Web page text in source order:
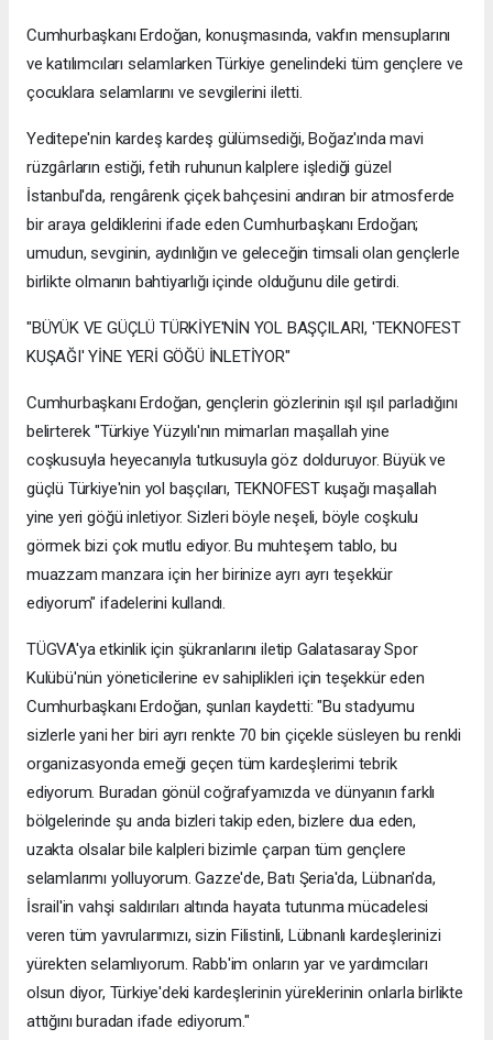
Cumhurbaşkanı Erdoğan, konuşmasında, vakfın mensuplarını
ve katılımcıları selamlarken Türkiye genelindeki tüm gençlere ve
çocuklara selamlarını ve sevgilerini iletti.
Yeditepe'nin kardeş kardeş gülümsediği, Boğaz'ında mavi
rüzgârların estiği, fetih ruhunun kalplere işlediği güzel
İstanbul'da, rengârenk çiçek bahçesini andıran bir atmosferde
bir araya geldiklerini ifade eden Cumhurbaşkanı Erdoğan;
umudun, sevginin, aydınlığın ve geleceğin timsali olan gençlerle
birlikte olmanın bahtiyarlığı içinde olduğunu dile getirdi.
"BÜYÜK VE GÜÇLÜ TÜRKİYE'NİN YOL BAŞÇILARI, 'TEKNOFEST
KUŞAĞI' YİNE YERİ GÖĞÜ İNLETİYOR"
Cumhurbaşkanı Erdoğan, gençlerin gözlerinin ışıl ışıl parladığını
belirterek "Türkiye Yüzyılı'nın mimarları maşallah yine
coşkusuyla heyecanıyla tutkusuyla göz dolduruyor. Büyük ve
güçlü Türkiye'nin yol başçıları, TEKNOFEST kuşağı maşallah
yine yeri göğü inletiyor. Sizleri böyle neşeli, böyle coşkulu
görmek bizi çok mutlu ediyor. Bu muhteşem tablo, bu
muazzam manzara için her birinize ayrı ayrı teşekkür
ediyorum" ifadelerini kullandı.
TÜGVA'ya etkinlik için şükranlarını iletip Galatasaray Spor
Kulübü'nün yöneticilerine ev sahiplikleri için teşekkür eden
Cumhurbaşkanı Erdoğan, şunları kaydetti: "Bu stadyumu
sizlerle yani her biri ayrı renkte 70 bin çiçekle süsleyen bu renkli
organizasyonda emeği geçen tüm kardeşlerimi tebrik
ediyorum. Buradan gönül coğrafyamızda ve dünyanın farklı
bölgelerinde şu anda bizleri takip eden, bizlere dua eden,
uzakta olsalar bile kalpleri bizimle çarpan tüm gençlere
selamlarımı yolluyorum. Gazze'de, Batı Şeria'da, Lübnan'da,
İsrail'in vahşi saldırıları altında hayata tutunma mücadelesi
veren tüm yavrularımızı, sizin Filistinli, Lübnanlı kardeşlerinizi
yürekten selamlıyorum. Rabb'im onların yar ve yardımcıları
olsun diyor, Türkiye'deki kardeşlerinin yüreklerinin onlarla birlikte
attığını buradan ifade ediyorum."